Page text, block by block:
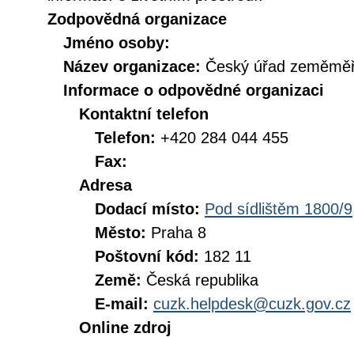
Zodpovědná organizace
Jméno osoby:
Název organizace: Český úřad
Informace o odpovědné organizaci
Kontaktní telefon
Telefon: +420 284 044 455
Fax:
Adresa
Dodací místo: Pod sídlištěm 1800/9
Město: Praha 8
Poštovní kód: 182 11
Země: Česká republika
E-mail: cuzk.helpdesk@cuzk.gov.cz
Online zdroj